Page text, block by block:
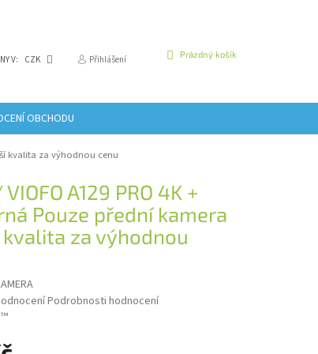
V: CZK Přihlášení
NÁKUPNÍ
Prázdný košík
OBCHODU
kvalita za výhodnou cenu
A129 PRO 4K +
Pouze přední kamera
za výhodnou
Podrobnosti hodnocení